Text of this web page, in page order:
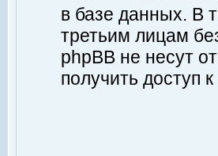
в базе данных. В
третьим лицам
phpBB не несут
получить доступ